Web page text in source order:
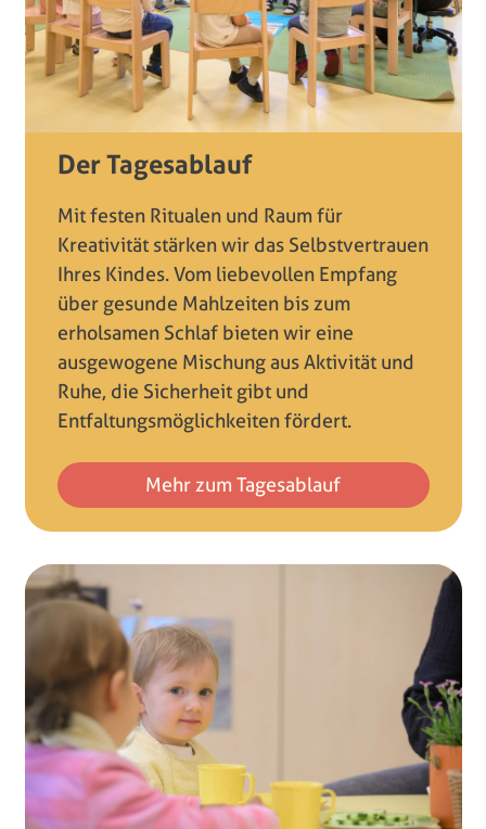
Der Tagesablauf
Mit festen Ritualen und Raum für
Kreativität stärken wir das Selbstvertrauen
Ihres Kindes. Vom liebevollen Empfang
über gesunde Mahlzeiten bis zum
erholsamen Schlaf bieten wir eine
ausgewogene Mischung aus Aktivität und
Ruhe, die Sicherheit gibt und
Entfaltungsmöglichkeiten fördert.
Mehr zum Tagesablauf